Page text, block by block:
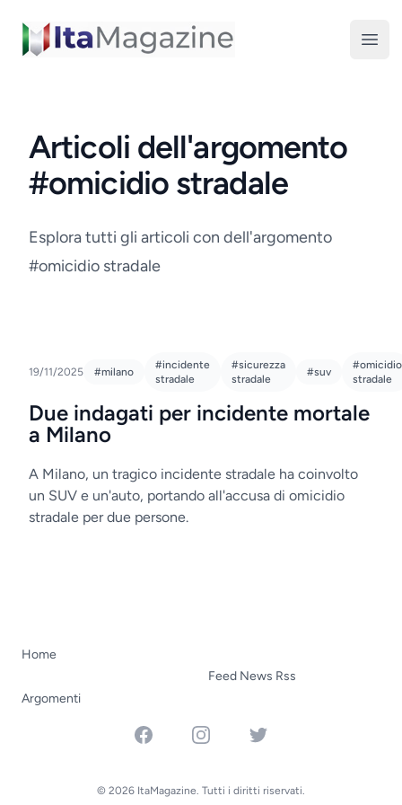
ItaMagazine
Articoli dell'argomento
#omicidio stradale
Esplora tutti gli articoli con dell'argomento
#omicidio stradale
19/11/2025 #milano
#incidente
stradale
#sicurezza
stradale
#suv
#omicidio
stradale
Due indagati per incidente mortale
a Milano
A Milano, un tragico incidente stradale ha coinvolto
un SUV e un'auto, portando all'accusa di omicidio
stradale per due persone.
Home
Argomenti
Feed News Rss
FacebookInstagramTwitter
© 2026 ItaMagazine. Tutti i diritti riservati.